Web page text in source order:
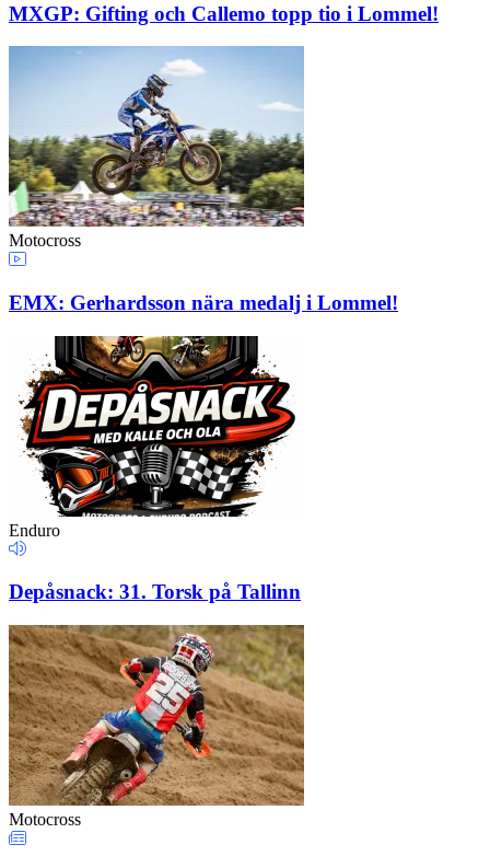
MXGP: Gifting och Callemo topp tio i Lommel!
Motocross
EMX: Gerhardsson nära medalj i Lommel!
Enduro
Depåsnack: 31. Torsk på Tallinn
Motocross